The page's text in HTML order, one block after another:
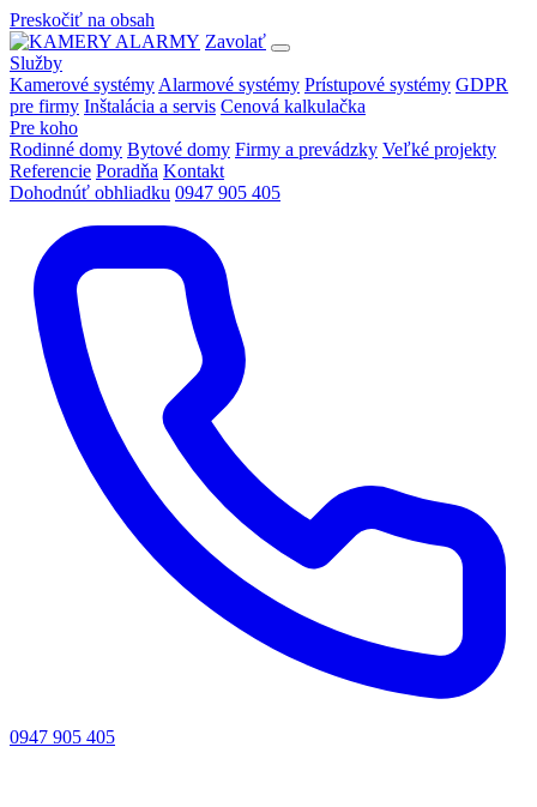
Preskočiť na obsah
Zavolať
Služby
Kamerové systémy Alarmové systémy Prístupové systémy GDPR
pre firmy Inštalácia a servis Cenová kalkulačka
Pre koho
Rodinné domy Bytové domy Firmy a prevádzky Veľké projekty
Referencie Poradňa Kontakt
Dohodnúť obhliadku 0947 905 405
0947 905 405